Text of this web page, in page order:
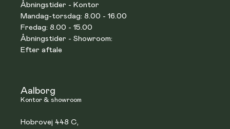
Åbningstider - Kontor
Mandag-torsdag: 8.00 - 16.00
Fredag: 8.00 - 15.00
Åbningstider - Showroom:
Efter aftale
Aalborg
Kontor & showroom
Hobrovej 448 C,